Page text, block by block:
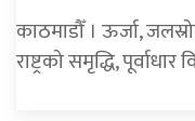
काठमाडौँ । ऊर्जा,
राष्ट्रको समृद्धि,